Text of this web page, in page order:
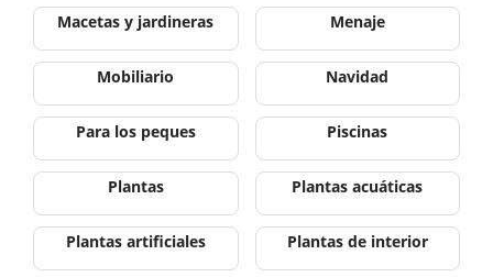
Macetas y jardineras Menaje
Mobiliario Navidad
Para los peques Piscinas
Plantas Plantas acuáticas
Plantas artificiales Plantas de interior